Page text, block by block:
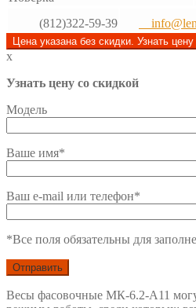
(812)322-59-39
Цена указана без скидки. Узнать
x
Узнать цену со скидкой
Модель
Ваше имя*
Ваш e-mail или телефон*
*Все поля обязательны для
Весы фасовочные МК-6.2-А11